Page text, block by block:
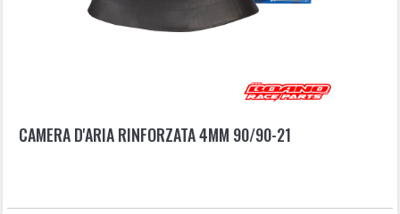
CAMERA D'ARIA RINFORZATA 4MM 90/90-21